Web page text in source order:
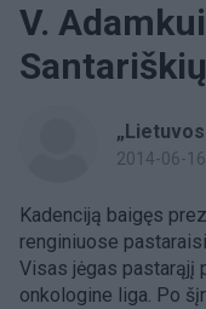
V.
2014-06-
Kadenciją baigęs
renginiuose
Visas jėgas pastarąjį
onkologine liga. Po